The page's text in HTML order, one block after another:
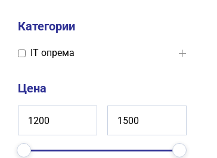
Категории
IT опрема
Цена